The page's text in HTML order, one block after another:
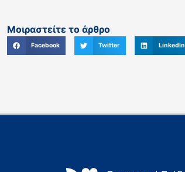
Μοιραστείτε το άρθρο
Facebook Twitter LinkedIn